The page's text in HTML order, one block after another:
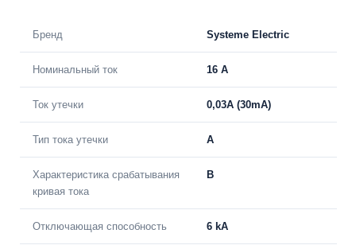
Бренд Systeme Electric
Номинальный ток 16 А
Ток утечки 0,03A (30mA)
Тип тока утечки A
Характеристика срабатывания
кривая тока
B
Отключающая способность 6 kA